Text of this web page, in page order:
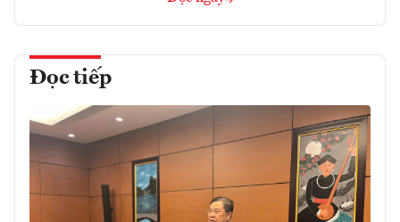
Đọc tiếp